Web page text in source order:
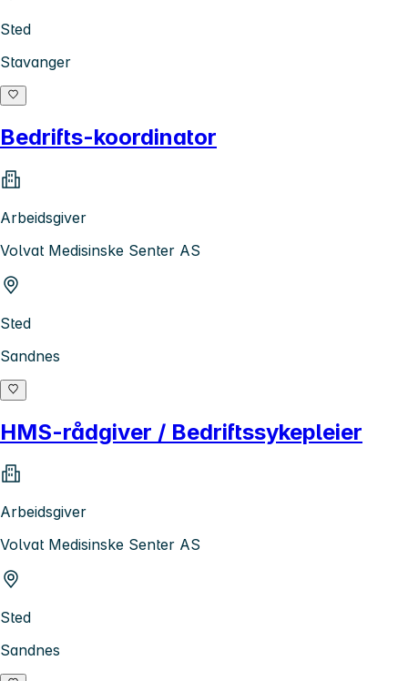
Sted
Stavanger
Bedrifts-koordinator
Arbeidsgiver
Volvat Medisinske Senter AS
Sted
Sandnes
HMS-rådgiver / Bedriftssykepleier
Arbeidsgiver
Volvat Medisinske Senter AS
Sted
Sandnes